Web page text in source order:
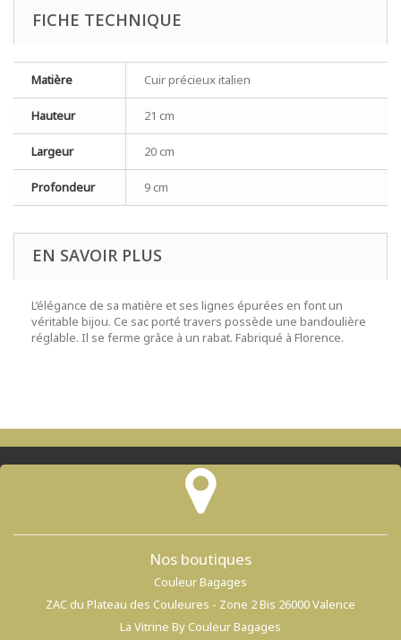
FICHE TECHNIQUE
Matière Cuir précieux italien
Hauteur 21 cm
Largeur 20 cm
Profondeur 9 cm
EN SAVOIR PLUS
L’élégance de sa matière et ses lignes épurées en font un
véritable bijou. Ce sac porté travers possède une bandoulière
réglable. Il se ferme grâce à un rabat. Fabriqué à Florence.
Nos boutiques
Couleur Bagages
ZAC du Plateau des Couleures - Zone 2 Bis 26000 Valence
La Vitrine By Couleur Bagages